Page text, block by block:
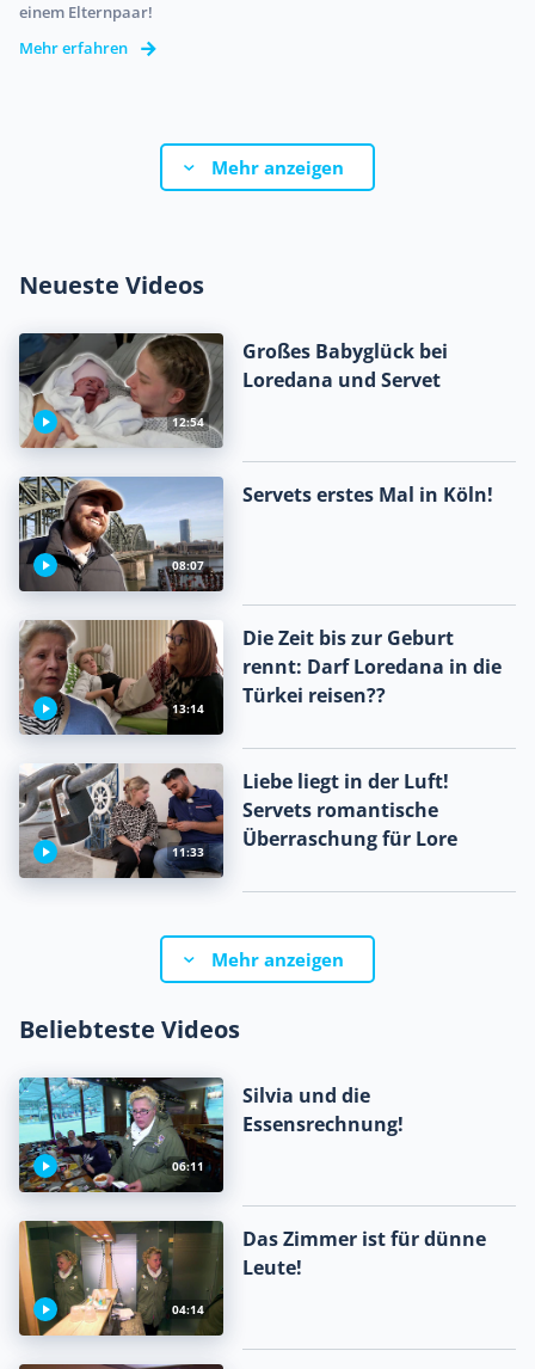
einem Elternpaar!
Mehr erfahren
Mehr anzeigen
Neueste Videos
12:54
Großes Babyglück bei
Loredana und Servet
08:07
Servets erstes Mal in Köln!
13:14
Die Zeit bis zur Geburt
rennt: Darf Loredana in die
Türkei reisen??
11:33
Liebe liegt in der Luft!
Servets romantische
Überraschung für Lore
Mehr anzeigen
Beliebteste Videos
06:11
Silvia und die
Essensrechnung!
04:14
Das Zimmer ist für dünne
Leute!